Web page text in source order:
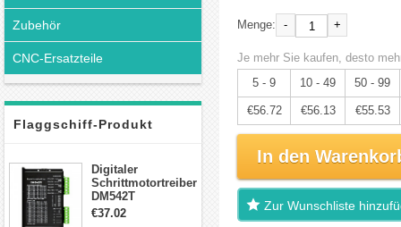
Zubehör
CNC-Ersatzteile
Flaggschiff-Produkt
Digitaler
Schrittmotortreiber
DM542T
Schrittmotor
€37.02
Menge: - +
Je mehr Sie kaufen, desto
5 - 9
10 - 49 50 - 99
€56.72 €56.13 €55.53
In den
Zur Wunschliste